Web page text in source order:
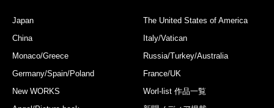
Japan
The United States of America
China
Italy/Vatican
Monaco/Greece
Russia/Turkey/Australia
Germany/Spain/Poland
France/UK
New WORKS
Worl-list 作品一覧